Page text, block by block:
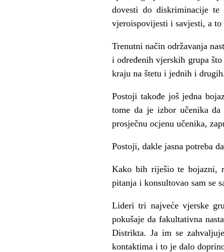
dovesti do diskriminacije
vjeroispovijesti i savjesti, a to
Trenutni način održavanja
i određenih vjerskih grupa
kraju na štetu i jednih i
Postoji takođe još jedna
tome da je izbor učenika da
prosječnu ocjenu učenika,
Postoji, dakle jasna potreba
Kako bih riješio te bojazni,
pitanja i konsultovao sam se
Lideri tri najveće vjerske
pokušaje da fakultativna
Distrikta. Ja im se
kontaktima i to je dalo